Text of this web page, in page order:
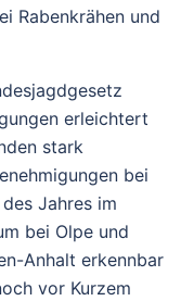
Rabenkrähen und
erleichtert
stark
bei
Jahres im
bei Olpe und
Anhalt erkennbar
vor Kurzem